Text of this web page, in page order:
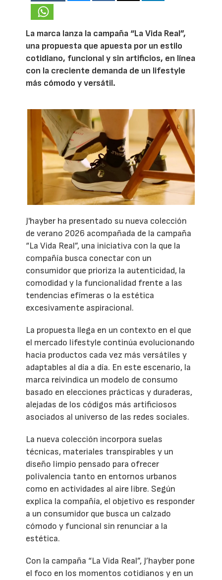
La marca lanza la campaña “La Vida Real”,
una propuesta que apuesta por un estilo
cotidiano, funcional y sin artificios, en línea
con la creciente demanda de un lifestyle
más cómodo y versátil.
J'hayber ha presentado su nueva colección
de verano 2026 acompañada de la campaña
“La Vida Real”, una iniciativa con la que la
compañía busca conectar con un
consumidor que prioriza la autenticidad, la
comodidad y la funcionalidad frente a las
tendencias efímeras o la estética
excesivamente aspiracional.
La propuesta llega en un contexto en el que
el mercado lifestyle continúa evolucionando
hacia productos cada vez más versátiles y
adaptables al día a día. En este escenario, la
marca reivindica un modelo de consumo
basado en elecciones prácticas y duraderas,
alejadas de los códigos más artificiosos
asociados al universo de las redes sociales.
La nueva colección incorpora suelas
técnicas, materiales transpirables y un
diseño limpio pensado para ofrecer
polivalencia tanto en entornos urbanos
como en actividades al aire libre. Según
explica la compañía, el objetivo es responder
a un consumidor que busca un calzado
cómodo y funcional sin renunciar a la
estética.
Con la campaña “La Vida Real”, J’hayber pone
el foco en los momentos cotidianos y en un